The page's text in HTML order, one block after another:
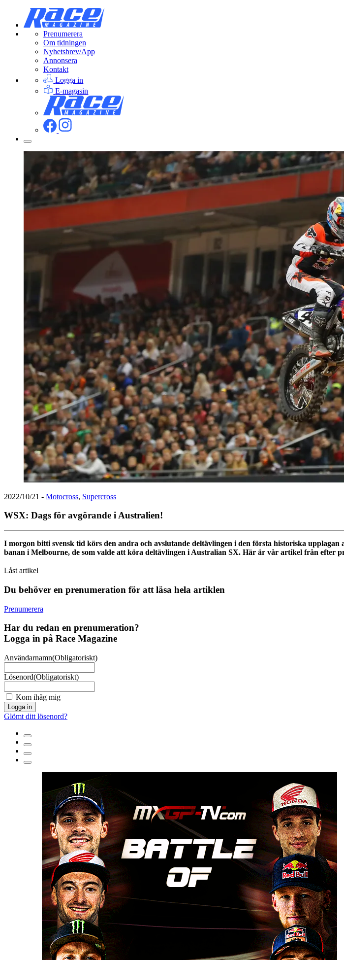
Prenumerera
Om tidningen
Nyhetsbrev/App
Annonsera
Kontakt
Logga in
E-magasin
2022/10/21 - Motocross, Supercross
WSX: Dags för avgörande i Australien!
I morgon bitti svensk tid körs den andra och avslutande deltävlingen i den första historiska
banan i Melbourne, de som valde att köra deltävlingen i Australian SX. Här är vår artikel från efter
Låst artikel
Du behöver en prenumeration för att läsa hela artiklen
Prenumerera
Har du redan en prenumeration?
Logga in på Race Magazine
Användarnamn(Obligatoriskt)
Lösenord(Obligatoriskt)
Kom ihåg mig
Logga in
Glömt ditt lösenord?